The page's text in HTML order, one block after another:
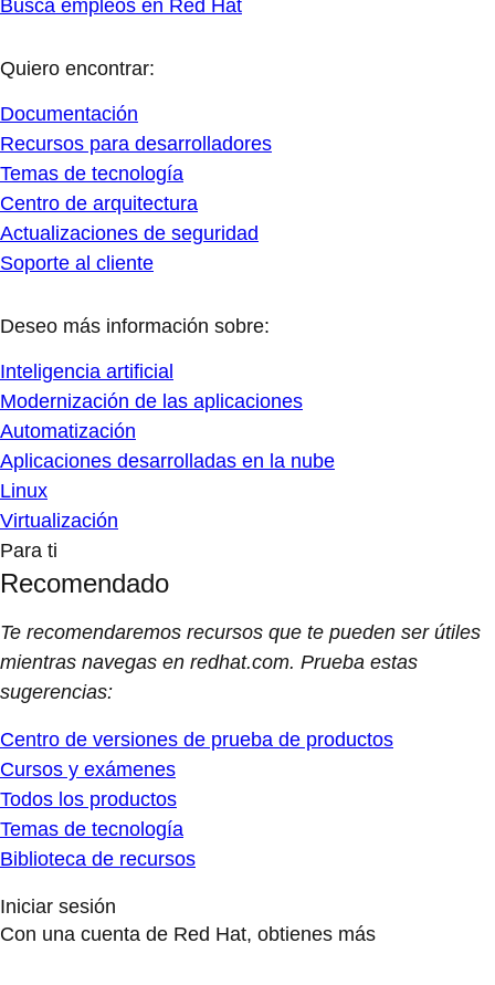
Busca empleos en Red Hat
Quiero encontrar:
Documentación
Recursos para desarrolladores
Temas de tecnología
Centro de arquitectura
Actualizaciones de seguridad
Soporte al cliente
Deseo más información sobre:
Inteligencia artificial
Modernización de las aplicaciones
Automatización
Aplicaciones desarrolladas en la nube
Linux
Virtualización
Para ti
Recomendado
Te recomendaremos recursos que te pueden ser útiles
mientras navegas en redhat.com. Prueba estas
sugerencias:
Centro de versiones de prueba de productos
Cursos y exámenes
Todos los productos
Temas de tecnología
Biblioteca de recursos
Iniciar sesión
Con una cuenta de Red Hat, obtienes más